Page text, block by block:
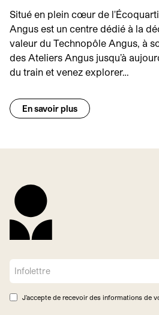
Situé en plein cœur de
Angus est un centre dédié à la
valeur du Technopôle Angus, à
des Ateliers Angus jusqu’à
du train et venez explorer…
En savoir plus
J’accepte de recevoir des informations de